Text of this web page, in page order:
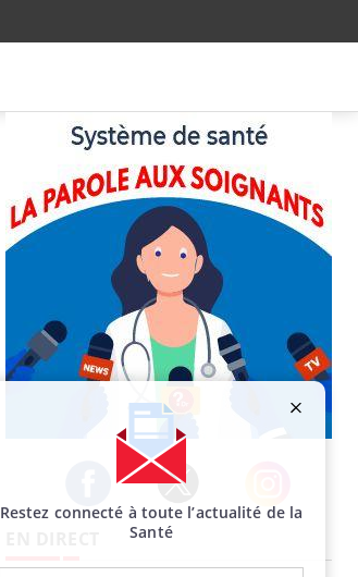
Facebook Twitter Instagram
Restez connecté à toute l’actualité de la
Santé